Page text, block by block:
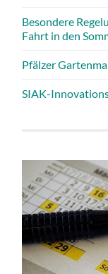
Besondere
Fahrt in den
Pfälzer
SIAK-